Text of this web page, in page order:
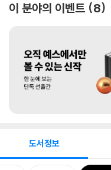
이 분야의 이벤트 8
도서정보